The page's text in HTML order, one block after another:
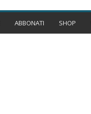
ABBONATI SHOP